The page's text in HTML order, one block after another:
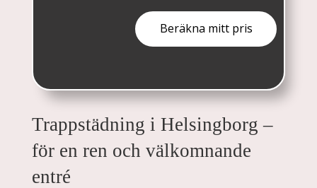
Trappstädning i Helsingborg –
för en ren och välkomnande
entré